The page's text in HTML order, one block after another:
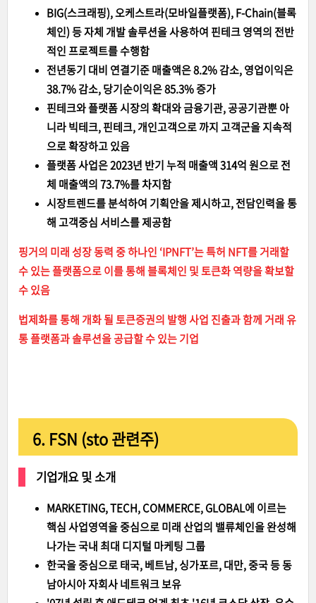
BIG(스크래핑), 오케스트라(모바일플랫폼), F-Chain(블록
체인) 등 자체 개발 솔루션을 사용하여 핀테크 영역의 전반
적인 프로젝트를 수행함
전년동기 대비 연결기준 매출액은 8.2% 감소, 영업이익은
38.7% 감소, 당기순이익은 85.3% 증가
핀테크와 플랫폼 시장의 확대와 금융기관, 공공기관뿐 아
니라 빅테크, 핀테크, 개인고객으로 까지 고객군을 지속적
으로 확장하고 있음
플랫폼 사업은 2023년 반기 누적 매출액 314억 원으로 전
체 매출액의 73.7%를 차지함
시장트렌드를 분석하여 기획안을 제시하고, 전담인력을 통
해 고객중심 서비스를 제공함
핑거의 미래 성장 동력 중 하나인 ‘IPNFT’는 특허 NFT를 거래할
수 있는 플랫폼으로 이를 통해 블록체인 및 토큰화 역량을 확보할
수 있음
법제화를 통해 개화 될 토큰증권의 발행 사업 진출과 함께 거래 유
통 플랫폼과 솔루션을 공급할 수 있는 기업
6. FSN (sto 관련주)
기업개요 및 소개
MARKETING, TECH, COMMERCE, GLOBAL에 이르는
핵심 사업영역을 중심으로 미래 산업의 밸류체인을 완성해
나가는 국내 최대 디지털 마케팅 그룹
한국을 중심으로 태국, 베트남, 싱가포르, 대만, 중국 등 동
남아시아 자회사 네트워크 보유